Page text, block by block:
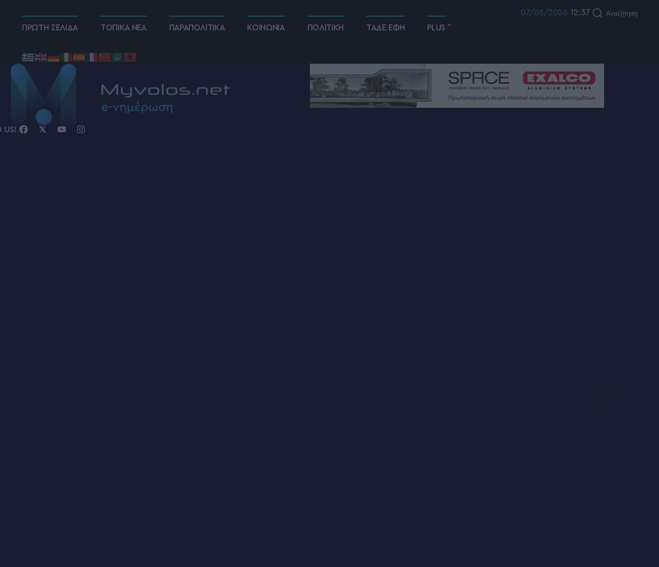
ΠΡΩΤΗ ΣΕΛΙΔΑ ΤΟΠΙΚΑ ΝΕΑ ΠΑΡΑΠΟΛΙΤΙΚΑ ΚΟΙΝΩΝΙΑ ΠΟΛΙΤΙΚΗ ΤΑΔΕ ΕΦΗ PLUS
07/08/2026 12:37 Αναζήτηση
US!